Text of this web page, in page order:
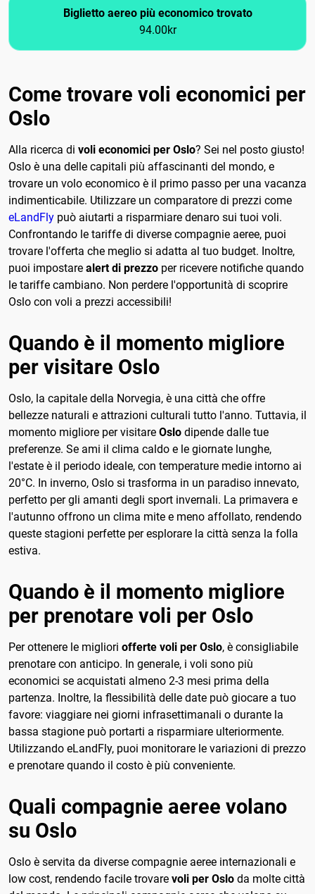
Biglietto aereo più economico trovato
94.00kr
Come trovare voli economici per
Oslo
Alla ricerca di voli economici per Oslo? Sei nel posto giusto!
Oslo è una delle capitali più affascinanti del mondo, e
trovare un volo economico è il primo passo per una vacanza
indimenticabile. Utilizzare un comparatore di prezzi come
eLandFly può aiutarti a risparmiare denaro sui tuoi voli.
Confrontando le tariffe di diverse compagnie aeree, puoi
trovare l'offerta che meglio si adatta al tuo budget. Inoltre,
puoi impostare alert di prezzo per ricevere notifiche quando
le tariffe cambiano. Non perdere l'opportunità di scoprire
Oslo con voli a prezzi accessibili!
Quando è il momento migliore
per visitare Oslo
Oslo, la capitale della Norvegia, è una città che offre
bellezze naturali e attrazioni culturali tutto l'anno. Tuttavia, il
momento migliore per visitare Oslo dipende dalle tue
preferenze. Se ami il clima caldo e le giornate lunghe,
l'estate è il periodo ideale, con temperature medie intorno ai
20°C. In inverno, Oslo si trasforma in un paradiso innevato,
perfetto per gli amanti degli sport invernali. La primavera e
l'autunno offrono un clima mite e meno affollato, rendendo
queste stagioni perfette per esplorare la città senza la folla
estiva.
Quando è il momento migliore
per prenotare voli per Oslo
Per ottenere le migliori offerte voli per Oslo, è consigliabile
prenotare con anticipo. In generale, i voli sono più
economici se acquistati almeno 2-3 mesi prima della
partenza. Inoltre, la flessibilità delle date può giocare a tuo
favore: viaggiare nei giorni infrasettimanali o durante la
bassa stagione può portarti a risparmiare ulteriormente.
Utilizzando eLandFly, puoi monitorare le variazioni di prezzo
e prenotare quando il costo è più conveniente.
Quali compagnie aeree volano
su Oslo
Oslo è servita da diverse compagnie aeree internazionali e
low cost, rendendo facile trovare voli per Oslo da molte città